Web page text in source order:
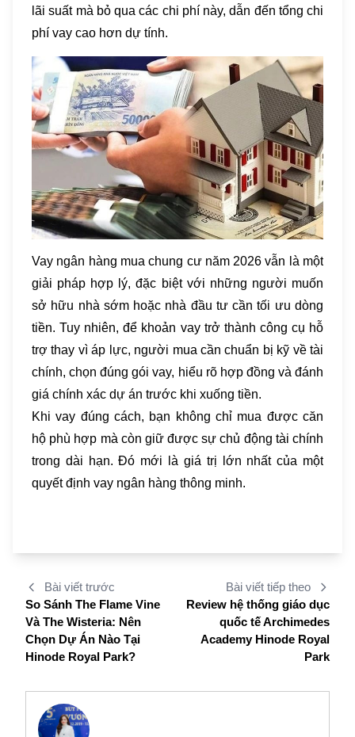
lãi suất mà bỏ qua các chi phí này, dẫn đến tổng chi
phí vay cao hơn dự tính.
Vay ngân hàng mua chung cư năm 2026 vẫn là một
giải pháp hợp lý, đặc biệt với những người muốn
sở hữu nhà sớm hoặc nhà đầu tư cần tối ưu dòng
tiền. Tuy nhiên, để khoản vay trở thành công cụ hỗ
trợ thay vì áp lực, người mua cần chuẩn bị kỹ về tài
chính, chọn đúng gói vay, hiểu rõ hợp đồng và đánh
giá chính xác dự án trước khi xuống tiền.
Khi vay đúng cách, bạn không chỉ mua được căn
hộ phù hợp mà còn giữ được sự chủ động tài chính
trong dài hạn. Đó mới là giá trị lớn nhất của một
quyết định vay ngân hàng thông minh.
Bài viết trước
So Sánh The Flame Vine
Và The Wisteria: Nên
Chọn Dự Án Nào Tại
Hinode Royal Park?
Bài viết tiếp theo
Review hệ thống giáo dục
quốc tế Archimedes
Academy Hinode Royal
Park